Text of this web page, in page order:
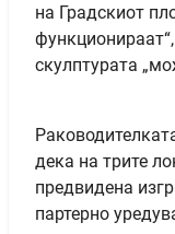
на Градскиот
скулптурата
дека на трите
предвидена
партерно